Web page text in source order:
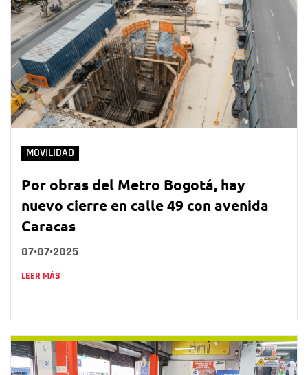
MOVILIDAD
Por obras del Metro Bogotá, hay
nuevo cierre en calle 49 con avenida
Caracas
07•07•2025
LEER MÁS